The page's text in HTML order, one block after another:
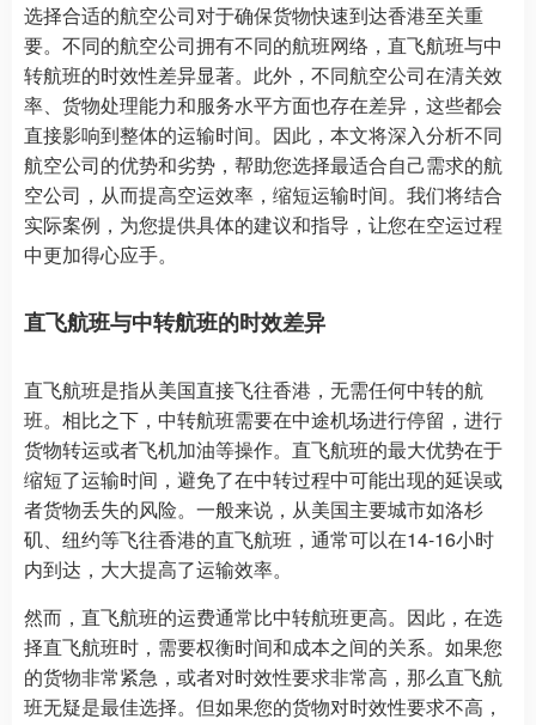
选择合适的航空公司对于确保货物快速到达香港至关重
要。不同的航空公司拥有不同的航班网络，直飞航班与中
转航班的时效性差异显著。此外，不同航空公司在清关效
率、货物处理能力和服务水平方面也存在差异，这些都会
直接影响到整体的运输时间。因此，本文将深入分析不同
航空公司的优势和劣势，帮助您选择最适合自己需求的航
空公司，从而提高空运效率，缩短运输时间。我们将结合
实际案例，为您提供具体的建议和指导，让您在空运过程
中更加得心应手。
直飞航班与中转航班的时效差异
直飞航班是指从美国直接飞往香港，无需任何中转的航
班。相比之下，中转航班需要在中途机场进行停留，进行
货物转运或者飞机加油等操作。直飞航班的最大优势在于
缩短了运输时间，避免了在中转过程中可能出现的延误或
者货物丢失的风险。一般来说，从美国主要城市如洛杉
矶、纽约等飞往香港的直飞航班，通常可以在14-16小时
内到达，大大提高了运输效率。
然而，直飞航班的运费通常比中转航班更高。因此，在选
择直飞航班时，需要权衡时间和成本之间的关系。如果您
的货物非常紧急，或者对时效性要求非常高，那么直飞航
班无疑是最佳选择。但如果您的货物对时效性要求不高，